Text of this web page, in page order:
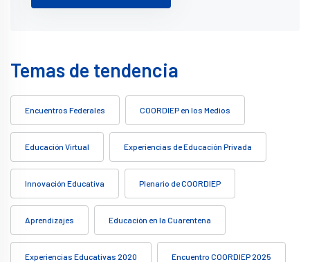
Temas de tendencia
Encuentros Federales COORDIEP en los Medios
Educación Virtual Experiencias de Educación Privada
Innovación Educativa Plenario de COORDIEP
Aprendizajes Educación en la Cuarentena
Experiencias Educativas 2020 Encuentro COORDIEP 2025